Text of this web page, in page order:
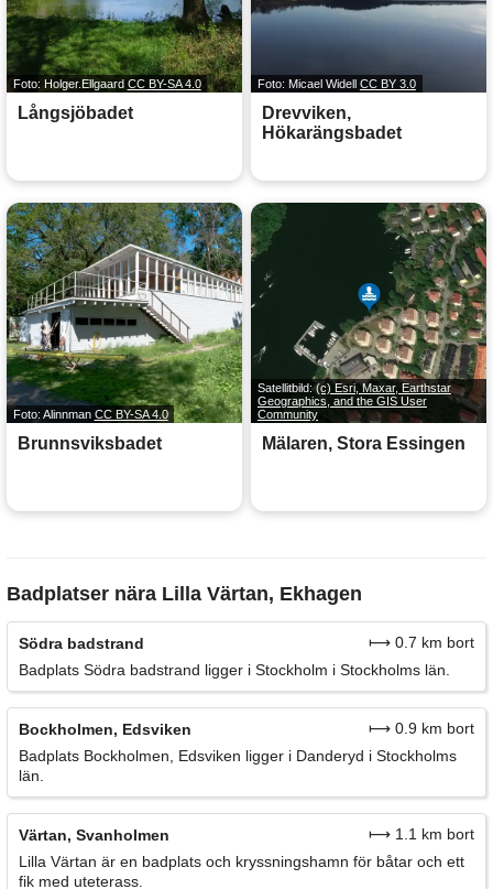
Foto: Holger.Ellgaard CC BY-SA 4.0
Långsjöbadet
Foto: Micael Widell CC BY 3.0
Drevviken,
Hökarängsbadet
Foto: Alinnman CC BY-SA 4.0
Brunnsviksbadet
Satellitbild:(c) Esri, Maxar, Earthstar
Geographics, and the GIS User
Community
Mälaren, Stora Essingen
Badplatser nära Lilla Värtan, Ekhagen
Södra badstrand
⟼ 0.7 km bort
Badplats Södra badstrand ligger i Stockholm i Stockholms län.
Bockholmen, Edsviken
⟼ 0.9 km bort
Badplats Bockholmen, Edsviken ligger i Danderyd i Stockholms
län.
Värtan, Svanholmen
⟼ 1.1 km bort
Lilla Värtan är en badplats och kryssningshamn för båtar och ett
fik med uteterass.